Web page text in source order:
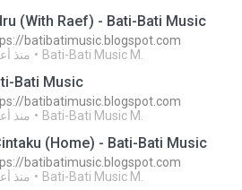
(With Raef) - Bati-Bati Music
batibatimusic.blogspot.com
9 منذ Bati-Bati Music M.
Bati Music
batibatimusic.blogspot.com
9 منذ Bati-Bati Music M.
(Home) - Bati-Bati Music
batibatimusic.blogspot.com
9 منذ Bati-Bati Music M.